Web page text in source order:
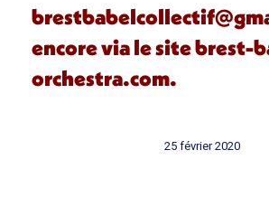
encore via le sitebrest-
orchestra.com.
25 février 2020